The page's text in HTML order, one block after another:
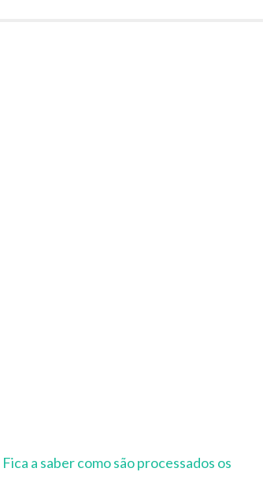
Fica a saber como são processados os